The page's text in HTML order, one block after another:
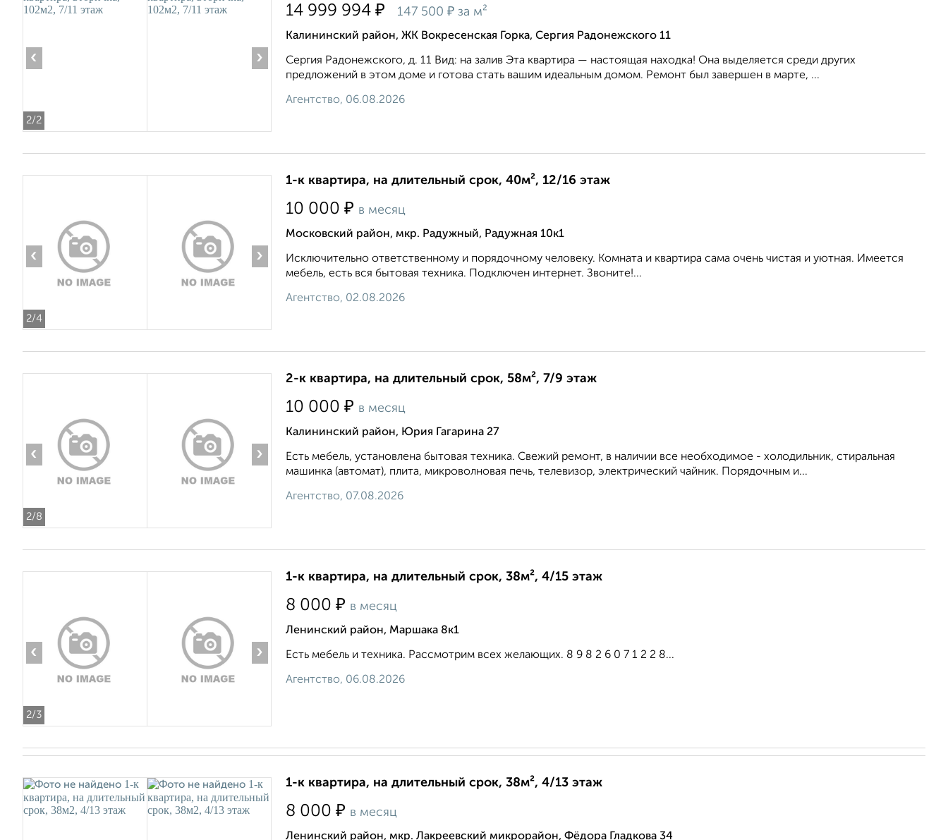
2/2
‹ ›
14 999 994 ₽ 147 500 ₽ за м²
Калининский район, ЖК Вокресенская Горка, Сергия Радонежского 11
Сергия Радонежского, д. 11 Вид: на залив Эта квартира — настоящая находка! Она выделяется среди других
предложений в этом доме и готова стать вашим идеальным домом. Ремонт был завершен в марте, ...
Агентство, 06.08.2026
2/4
‹ ›
1-к квартира, на длительный срок, 40м², 12/16 этаж
10 000 ₽ в месяц
Московский район, мкр. Радужный, Радужная 10к1
Исключительно ответственному и порядочному человеку. Комната и квартира сама очень чистая и уютная. Имеется
мебель, есть вся бытовая техника. Подключен интернет. Звоните!...
Агентство, 02.08.2026
2/8
‹ ›
2-к квартира, на длительный срок, 58м², 7/9 этаж
10 000 ₽ в месяц
Калининский район, Юрия Гагарина 27
Есть мебель, установлена бытовая техника. Свежий ремонт, в наличии все необходимое - холодильник, стиральная
машинка (автомат), плита, микроволновая печь, телевизор, электрический чайник. Порядочным и...
Агентство, 07.08.2026
2/3
‹ ›
1-к квартира, на длительный срок, 38м², 4/15 этаж
8 000 ₽ в месяц
Ленинский район, Маршака 8к1
Есть мебель и техника. Рассмотрим всех желающих. 8 9 8 2 6 0 7 1 2 2 8...
Агентство, 06.08.2026
1-к квартира, на длительный срок, 38м², 4/13 этаж
8 000 ₽ в месяц
Ленинский район, мкр. Лакреевский микрорайон, Фёдора Гладкова 34